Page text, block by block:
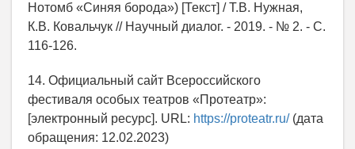
Нотомб «Синяя борода») [Текст] / Т.В. Нужная,
К.В. Ковальчук // Научный диалог. - 2019. - № 2. - С.
116-126.
14. Официальный сайт Всероссийского
фестиваля особых театров «Протеатр»:
[электронный ресурс]. URL: https://proteatr.ru/(дата
обращения: 12.02.2023)